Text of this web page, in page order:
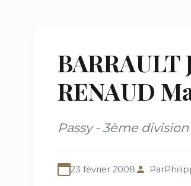
BARRAULT
RENAUD
Passy - 3ème division
23 février 2008 Par